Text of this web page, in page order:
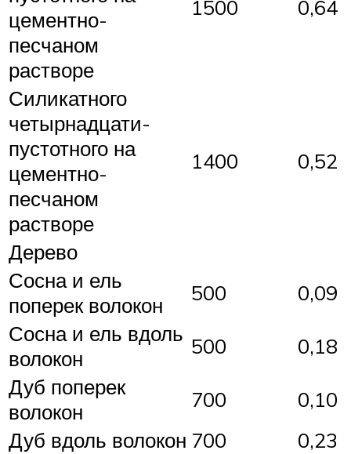
цементно-
песчаном
растворе
1500 0,64
Силикатного
четырнадцати-
пустотного на
цементно-
песчаном
растворе
1400 0,52
Дерево
Сосна и ель
поперек волокон
500
0,09
Сосна и ель вдоль
волокон
500
0,18
Дуб поперек
волокон
700
0,10
Дуб вдоль волокон 700
0,23